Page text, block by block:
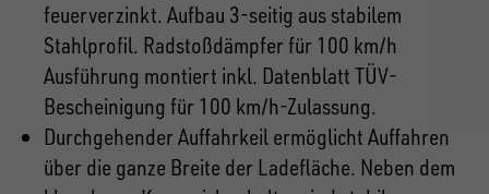
feuerverzinkt. Aufbau 3-seitig aus stabilem
Stahlprofil. Radstoßdämpfer für 100 km/h
Ausführung montiert inkl. Datenblatt TÜV-
Bescheinigung für 100 km/h-Zulassung.
Durchgehender Auffahrkeil ermöglicht Auffahren
über die ganze Breite der Ladefläche. Neben dem